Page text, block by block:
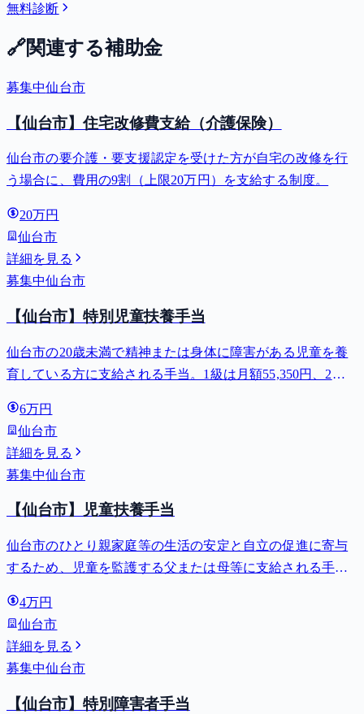
無料診断
🔗関連する補助金
募集中仙台市
【仙台市】住宅改修費支給（介護保険）
仙台市の要介護・要支援認定を受けた方が自宅の改修を行
う場合に、費用の9割（上限20万円）を支給する制度。
20万円
仙台市
詳細を見る
募集中仙台市
【仙台市】特別児童扶養手当
仙台市の20歳未満で精神または身体に障害がある児童を養
育している方に支給される手当。1級は月額55,350円、2級
6万円
仙台市
詳細を見る
募集中仙台市
【仙台市】児童扶養手当
仙台市のひとり親家庭等の生活の安定と自立の促進に寄与
するため、児童を監護する父または母等に支給される手
4万円
仙台市
詳細を見る
募集中仙台市
【仙台市】特別障害者手当